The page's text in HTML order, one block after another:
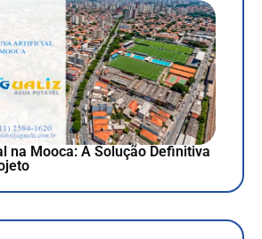
na Mooca: A Solução Definitiva